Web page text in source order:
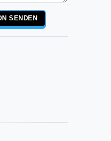
SENDEN